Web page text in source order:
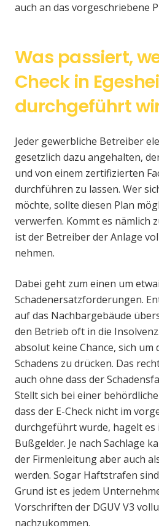
auch an das vorgeschriebene
Was passiert,
Check in
durchgeführt
Jeder gewerbliche Betreiber
gesetzlich dazu angehalten,
und von einem zertifizierten
durchführen zu lassen. Wer
möchte, sollte diesen Plan
verwerfen. Kommt es nämlich
ist der Betreiber der Anlage
nehmen.
Dabei geht zum einen um
Schadenersatzforderungen.
auf das Nachbargebäude
den Betrieb oft in die
absolut keine Chance, sich um
Schadens zu drücken. Das
auch ohne dass der
Stellt sich bei einer
dass der E-Check nicht im
durchgeführt wurde, hagelt es
Bußgelder. Je nach Sachlage
der Firmenleitung aber auch
werden. Sogar Haftstrafen
Grund ist es jedem
Vorschriften der DGUV V3
nachzukommen.